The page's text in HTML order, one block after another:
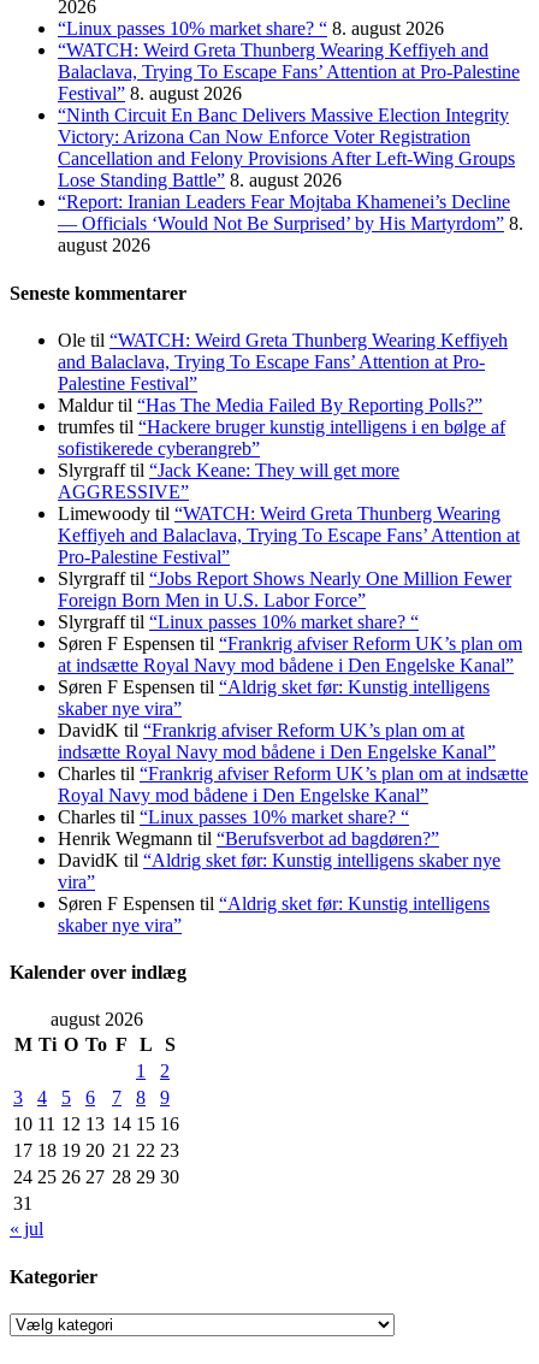
2026
“Linux passes 10% market share? “ 8. august 2026
“WATCH: Weird Greta Thunberg Wearing Keffiyeh and
Balaclava, Trying To Escape Fans’ Attention at Pro-Palestine
Festival” 8. august 2026
“Ninth Circuit En Banc Delivers Massive Election Integrity
Victory: Arizona Can Now Enforce Voter Registration
Cancellation and Felony Provisions After Left-Wing Groups
Lose Standing Battle” 8. august 2026
“Report: Iranian Leaders Fear Mojtaba Khamenei’s Decline
— Officials ‘Would Not Be Surprised’ by His Martyrdom” 8.
august 2026
Seneste kommentarer
Ole til “WATCH: Weird Greta Thunberg Wearing Keffiyeh
and Balaclava, Trying To Escape Fans’ Attention at Pro-
Palestine Festival”
Maldurtil “Has The Media Failed By Reporting Polls?”
trumfes til “Hackere bruger kunstig intelligens i en bølge af
sofistikerede cyberangreb”
Slyrgrafftil “Jack Keane: They will get more
AGGRESSIVE”
Limewoody til “WATCH: Weird Greta Thunberg Wearing
Keffiyeh and Balaclava, Trying To Escape Fans’ Attention at
Pro-Palestine Festival”
Slyrgrafftil “Jobs Report Shows Nearly One Million Fewer
Foreign Born Men in U.S. Labor Force”
Slyrgrafftil “Linux passes 10% market share? “
Søren F Espensen til “Frankrig afviser Reform UK’s plan om
at indsætte Royal Navy mod bådene i Den Engelske Kanal”
Søren F Espensen til “Aldrig sket før: Kunstig intelligens
skaber nye vira”
DavidK til “Frankrig afviser Reform UK’s plan om at
indsætte Royal Navy mod bådene i Den Engelske Kanal”
Charles til “Frankrig afviser Reform UK’s plan om at indsætte
Royal Navy mod bådene i Den Engelske Kanal”
Charles til “Linux passes 10% market share? “
Henrik Wegmann til “Berufsverbot ad bagdøren?”
DavidK til “Aldrig sket før: Kunstig intelligens skaber nye
vira”
Søren F Espensen til “Aldrig sket før: Kunstig intelligens
skaber nye vira”
Kalender over indlæg
august 2026
M Ti O To F L
S
1
2
3
4 5 6 7 8
9
10 11 12 13 14 15 16
17 18 19 20 21 22 23
24 25 26 27 28 29 30
31
« jul
Kategorier
Kategorier